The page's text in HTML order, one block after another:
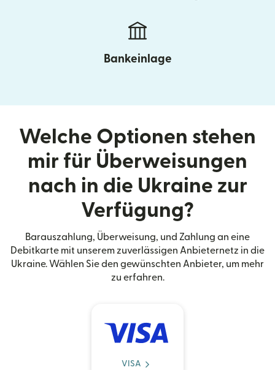
Bankeinlage
Welche Optionen stehen
mir für Überweisungen
nach in die Ukraine zur
Verfügung?
Barauszahlung, Überweisung, und Zahlung an eine
Debitkarte mit unserem zuverlässigen Anbieternetz in die
Ukraine. Wählen Sie den gewünschten Anbieter, um mehr
zu erfahren.
VISA